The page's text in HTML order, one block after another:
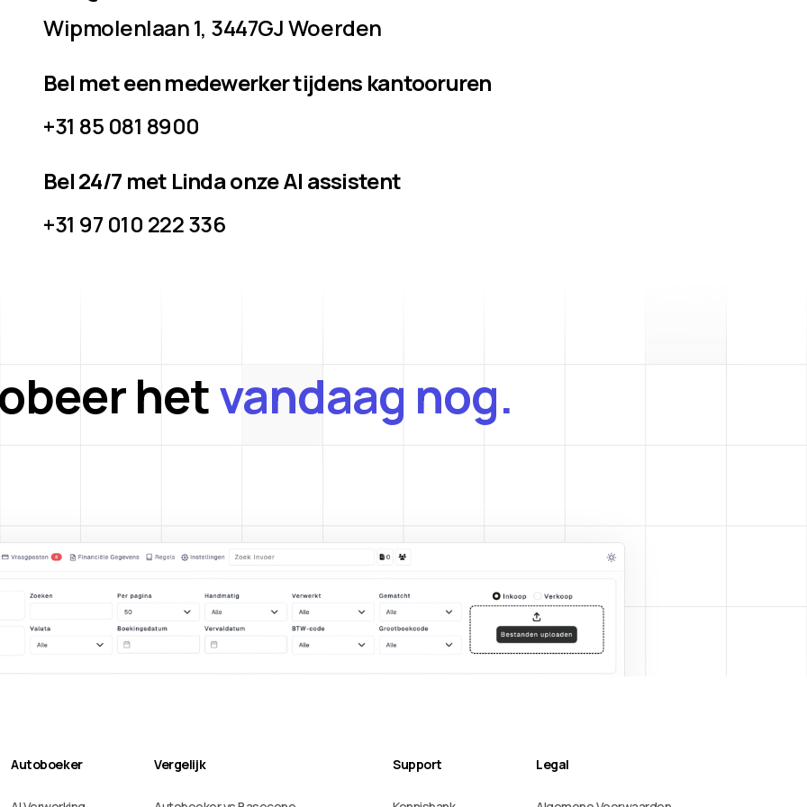
Wipmolenlaan 1, 3447GJ Woerden
Bel met een medewerker tijdens kantooruren
+31 85 081 8900
Bel 24/7 met Linda onze AI assistent
+31 97 010 222 336
hetvandaag nog.
Autoboeker Vergelijk Support Legal